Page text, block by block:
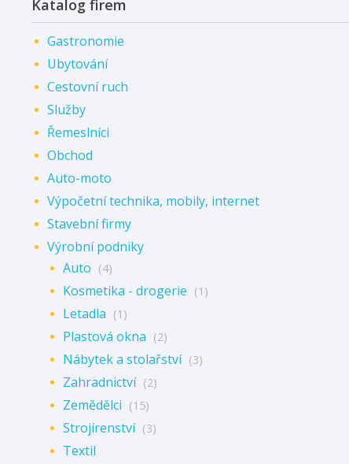
Katalog firem
Gastronomie
Ubytování
Cestovní ruch
Služby
Řemeslníci
Obchod
Auto-moto
Výpočetní technika, mobily, internet
Stavební firmy
Výrobní podniky
Auto (4)
Kosmetika - drogerie (1)
Letadla (1)
Plastová okna (2)
Nábytek a stolařství (3)
Zahradnictví (2)
Zemědělci (15)
Strojírenství (3)
Textil